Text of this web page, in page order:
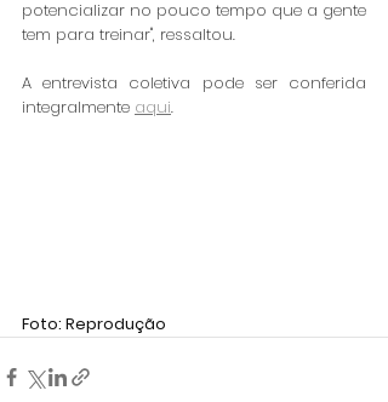
potencializar no pouco tempo que a gente
tem para treinar", ressaltou.
A entrevista coletiva pode ser conferida
integralmente aqui.
Foto: Reprodução